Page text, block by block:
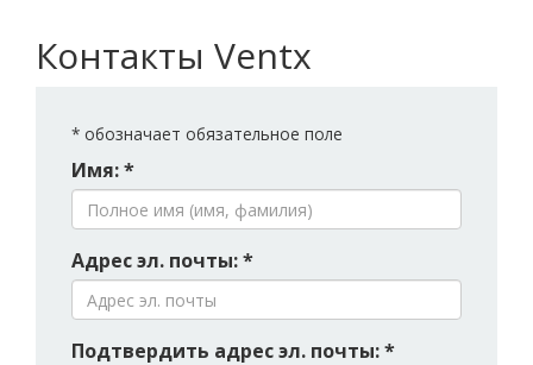
Контакты Ventx
* обозначает обязательное поле
Имя: *
Адрес эл. почты: *
Подтвердить адрес эл. почты: *